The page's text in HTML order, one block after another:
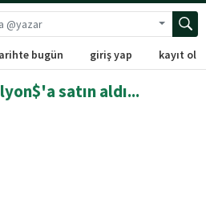
Gelişmiş
bugün giriş yap kayıt ol
satın aldı...